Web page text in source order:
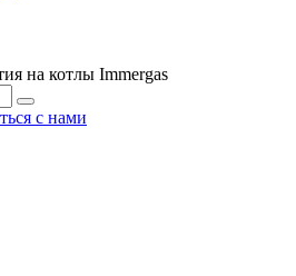
на котлы Immergas
с нами